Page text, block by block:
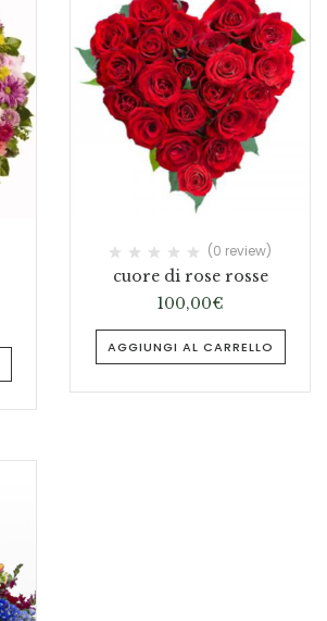
(0 review)
cuore di rose rosse
100,00€
AGGIUNGI AL CARRELLO